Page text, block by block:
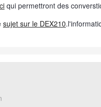
qui permettront des
sujet sur le DEX210